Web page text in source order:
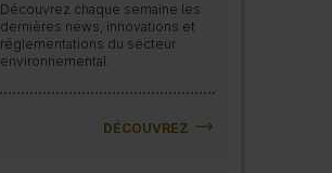
Découvrez chaque semaine les
dernières news, innovations et
réglementations du secteur
environnemental.
DÉCOUVREZ